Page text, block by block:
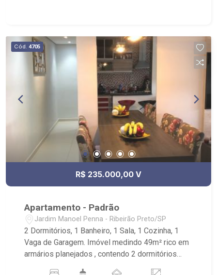
Cód. 4705
R$ 235.000,00 V
Apartamento - Padrão
Jardim Manoel Penna - Ribeirão Preto/SP
2 Dormitórios, 1 Banheiro, 1 Sala, 1 Cozinha, 1
Vaga de Garagem. Imóvel medindo 49m² rico em
armários planejados , contendo 2 dormitórios